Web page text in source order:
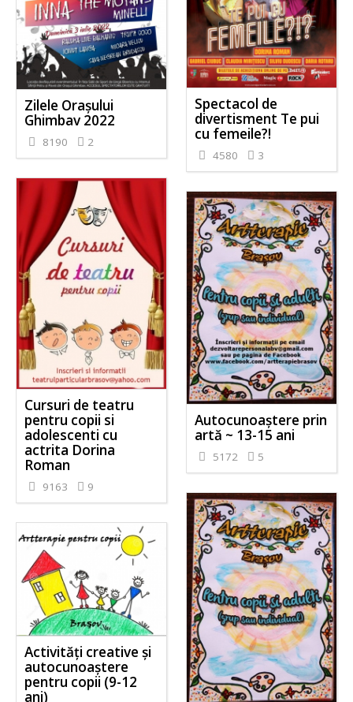
Zilele Orașului
Ghimbav 2022
8190 2
Spectacol de
divertisment Te pui
cu femeile?!
4580 3
Cursuri de teatru
pentru copii si
adolescenti cu
actrita Dorina
Roman
9163 9
Autocunoaştere prin
artă ~ 13-15 ani
5172 5
Activităţi creative şi
autocunoaştere
pentru copii (9-12
ani)